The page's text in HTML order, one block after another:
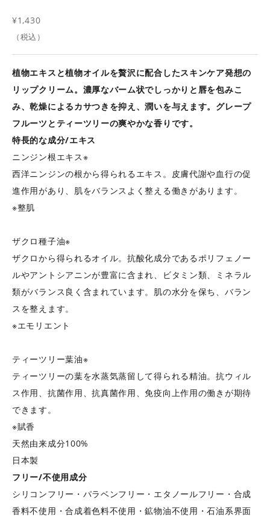
セール価格
¥1,430
（税込）
植物エキスと植物オイルを贅沢に配合したスキンケア発想の
リップクリーム。濃厚なバーム状でしっかりと唇を包みこ
み、乾燥によるカサつきを抑え、潤いを与えます。グレープ
フルーツとティーツリーの爽やかな香りです。
特長的な成分/エキス
ニンジン根エキス※
西洋ニンジンの根から得られるエキス。皮膚代謝や血行の促
進作用があり、肌をバランスよく整える働きがあります。
※整肌
ザクロ種子油※
ザクロから得られるオイル。抗酸化成分であるポリフェノー
ルやアントシアニンが豊富に含まれ、ビタミン類、ミネラル
類がバランス良く含まれています。肌の水分を保ち、バラン
スを整えます。
※エモリエント
ティーツリー葉油※
ティーツリーの葉を水蒸気蒸留して得られる精油。抗ウィル
ス作用、抗菌作用、抗真菌作用、免疫向上作用の働きが期待
できます。
※賦香
天然由来成分100%
日本製
フリー/不使用成分
シリコンフリー・パラベンフリー・エタノールフリー・合成
香料不使用・合成着色料不使用・鉱物油不使用・石油系界面